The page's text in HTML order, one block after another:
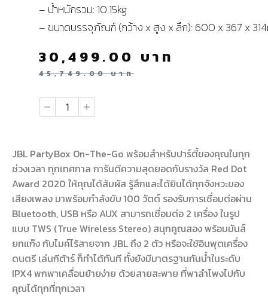
– น้ําหนักรวม: 10.15kg
– ขนาดบรรจุภัณฑ์ (กว้าง x สูง x ลึก): 600 x 367 x
45,749.00บาท
30,499.00 บาท
JBL PartyBox On-The-Go พร้อมสำหรับปาร์ตี้ของคุณในทุก
ช่วงเวลา ทุกเทศกาล การันตีความสุดยอดกับรางวัล Red Dot
Award 2020 ให้คุณได้สัมผัส รู้สึกและได้ยินได้ทุกจังหวะของ
เสียงเพลง มาพร้อมกำลังขับ 100 วัตต์ รองรับการเชื่อมต่อผ่าน
Bluetooth, USB หรือ AUX สามารถเชื่อมต่อ 2 เครื่อง ในรูป
แบบ TWS (True Wireless Stereo) สนุกคูณสอง พร้อมมันส์
ยกแก๊ง กับไมค์ไร้สายจาก JBL ถึง 2 ตัว หรือจะใช้อินพุตเครื่อง
ดนตรี เล่นกีต้าร์ ก็ทำได้ทันที ทั้งยังมีมาตรฐานกันน้ำในระดับ
IPX4 พกพาเคลื่อนย้ายง่าย ด้วยสายสะพาย ที่พาลำโพงไปกับ
คุณได้ทุกที่ทุกเวลา